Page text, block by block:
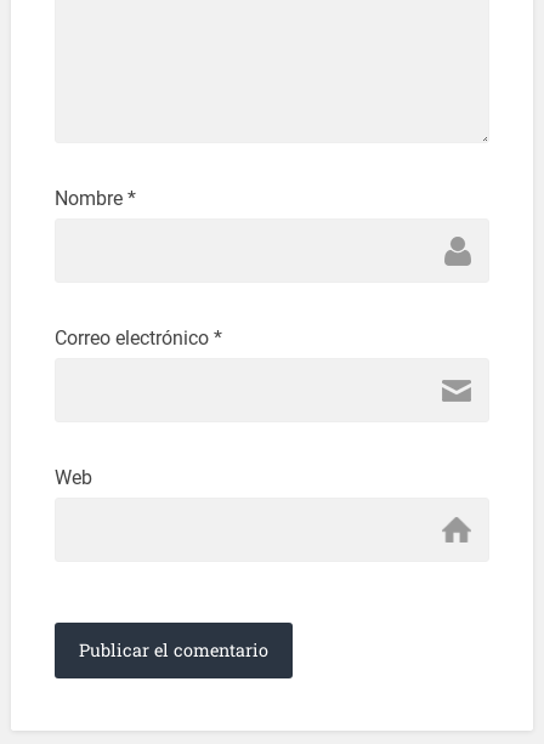
Nombre *
Correo electrónico *
Web